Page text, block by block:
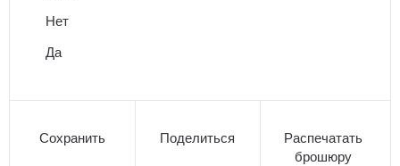
Нет
Да
Сохранить Поделиться
Распечатать
брошюру